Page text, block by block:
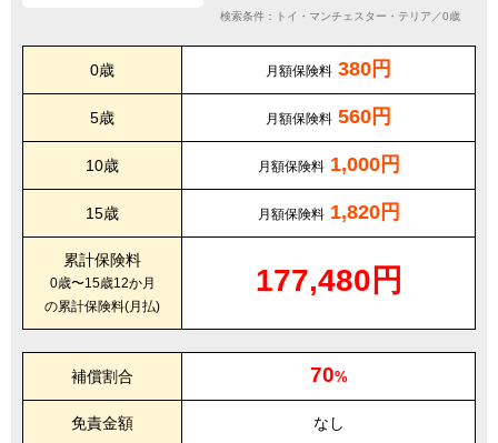
検索条件：トイ・マンチェスター・テリア／0歳
0歳 月額保険料 380円
5歳 月額保険料 560円
10歳 月額保険料 1,000円
15歳 月額保険料 1,820円
累計保険料
0歳〜15歳12か月
の累計保険料(月払)
177,480円
補償割合 70%
免責金額 なし